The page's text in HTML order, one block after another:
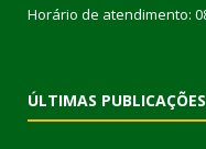
Horário de atendimento:
ÚLTIMAS PUBLICAÇÕES